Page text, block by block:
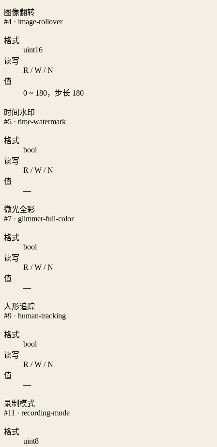
图像翻转
#4 · image-rollover
格式
uint16
读写
R / W / N
值
0 ~ 180，步长 180
时间水印
#5 · time-watermark
格式
bool
读写
R / W / N
值
—
微光全彩
#7 · glimmer-full-color
格式
bool
读写
R / W / N
值
—
人形追踪
#9 · human-tracking
格式
bool
读写
R / W / N
值
—
录制模式
#11 · recording-mode
格式
uint8